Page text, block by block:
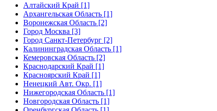
Алтайский Край [1]
Архангельская Область [1]
Воронежская Область [2]
Город Москва [3]
Город Санкт-Петербург [2]
Калининградская Область [1]
Кемеровская Область [2]
Краснодарский Край [1]
Красноярский Край [1]
Ненецкий Авт. Окр. [1]
Нижегородская Область [1]
Новгородская Область [1]